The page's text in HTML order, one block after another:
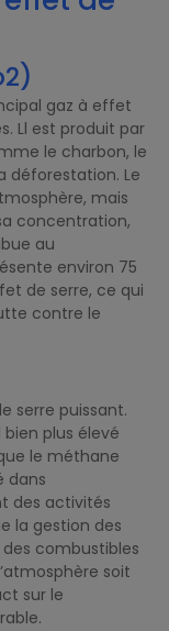
gaz à effet
Ll est produit par
le charbon, le
déforestation. Le
mais
concentration,
au
environ 75
de serre, ce qui
contre le
serre puissant.
plus élevé
le méthane
dans
des activités
la gestion des
combustibles
soit
sur le